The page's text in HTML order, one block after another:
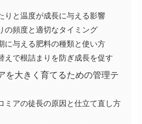
りと温度が成長に与える影響
の頻度と適切なタイミング
に与える肥料の種類と使い方
えで根詰まりを防ぎ成長を促す
を大きく育てるための管理テ
ミアの徒長の原因と仕立て直し方